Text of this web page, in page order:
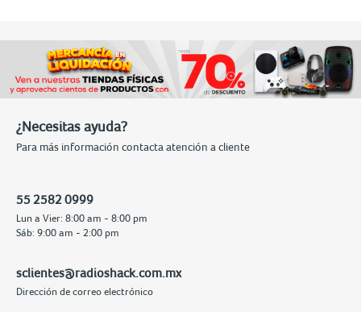
¿Necesitas ayuda?
Para más información contacta atención a cliente
55 2582 0999
Lun a Vier: 8:00 am - 8:00 pm
Sáb: 9:00 am - 2:00 pm
sclientes@radioshack.com.mx
Dirección de correo electrónico